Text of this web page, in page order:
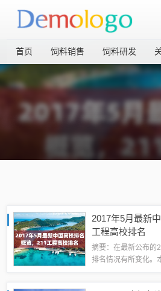
首页 饲料销售 饲料研发
2017年5月最新
工程高校排名
摘要：在最新公布的
排名情况有所变化。